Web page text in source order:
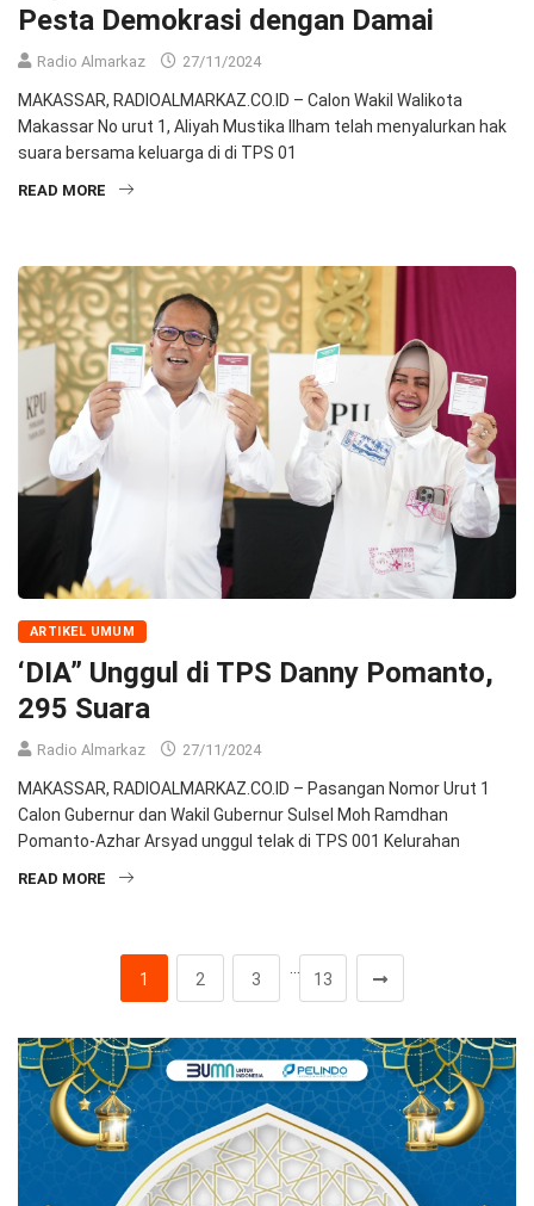
Pesta Demokrasi dengan Damai
Radio Almarkaz 27/11/2024
MAKASSAR, RADIOALMARKAZ.CO.ID – Calon Wakil Walikota
Makassar No urut 1, Aliyah Mustika Ilham telah menyalurkan hak
suara bersama keluarga di di TPS 01
READ MORE
ARTIKEL UMUM
‘DIA” Unggul di TPS Danny Pomanto,
295 Suara
Radio Almarkaz 27/11/2024
MAKASSAR, RADIOALMARKAZ.CO.ID – Pasangan Nomor Urut 1
Calon Gubernur dan Wakil Gubernur Sulsel Moh Ramdhan
Pomanto-Azhar Arsyad unggul telak di TPS 001 Kelurahan
READ MORE
1 2 3
…
13